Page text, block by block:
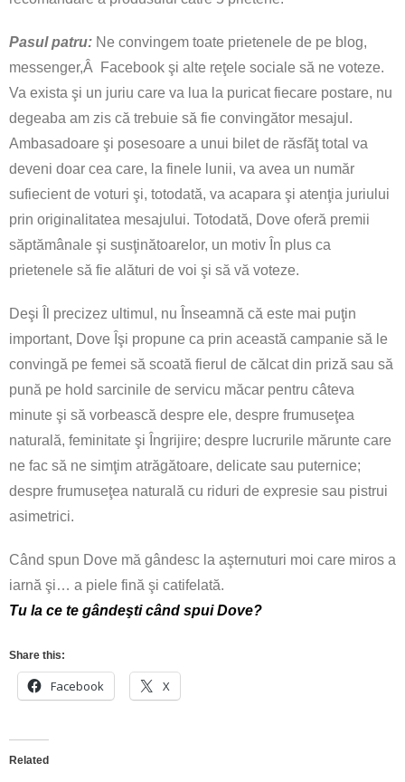
Pasul patru: Ne convingem toate prietenele de pe blog,
messenger,Â Facebook şi alte reţele sociale să ne voteze.
Va exista şi un juriu care va lua la puricat fiecare postare, nu
degeaba am zis că trebuie să fie convingător mesajul.
Ambasadoare şi posesoare a unui bilet de răsfăţ total va
deveni doar cea care, la finele lunii, va avea un număr
sufiecient de voturi şi, totodată, va acapara şi atenţia juriului
prin originalitatea mesajului. Totodată, Dove oferă premii
săptămânale şi susţinătoarelor, un motiv În plus ca
prietenele să fie alături de voi şi să vă voteze.
Deşi Îl precizez ultimul, nu Înseamnă că este mai puţin
important, Dove Îşi propune ca prin această campanie să le
convingă pe femei să scoată fierul de călcat din priză sau să
pună pe hold sarcinile de servicu măcar pentru câteva
minute şi să vorbească despre ele, despre frumuseţea
naturală, feminitate şi Îngrijire; despre lucrurile mărunte care
ne fac să ne simţim atrăgătoare, delicate sau puternice;
despre frumuseţea naturală cu riduri de expresie sau pistrui
asimetrici.
Când spun Dove mă gândesc la aşternuturi moi care miros a
iarnă şi… a piele fină şi catifelată.
Tu la ce te gândeşti când spui Dove?
Share this:
Facebook X
Related